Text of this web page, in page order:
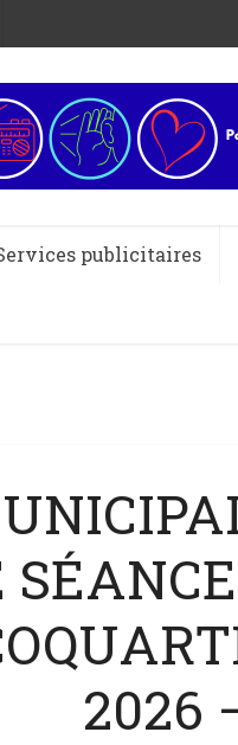
publicitaires
2026